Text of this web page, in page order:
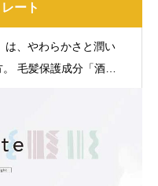
ート
は、やわらかさと潤い
毛髪保護成分「酒石
わらかに動く蝶つがい
かさと、高い水分保